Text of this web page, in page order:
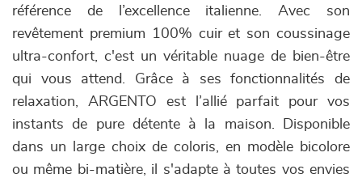
référence de l’excellence italienne. Avec son
revêtement premium 100% cuir et son coussinage
ultra-confort, c'est un véritable nuage de bien-être
qui vous attend. Grâce à ses fonctionnalités de
relaxation, ARGENTO est l’allié parfait pour vos
instants de pure détente à la maison. Disponible
dans un large choix de coloris, en modèle bicolore
ou même bi-matière, il s'adapte à toutes vos envies